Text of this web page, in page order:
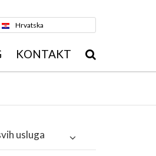
Hrvatska
KONTAKT
usluga